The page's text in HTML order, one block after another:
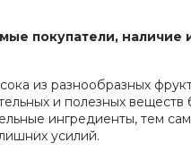
покупатели, наличие
из разнообразных
и полезных
ингредиенты, тем
усилий.